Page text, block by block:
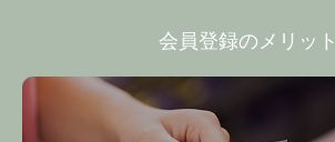
会員登録のメリット